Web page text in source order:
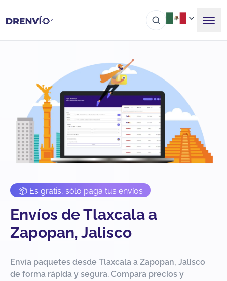
📦 Es gratis, sólo paga tus envíos
Envíos de Tlaxcala a
Zapopan, Jalisco
Envía paquetes desde Tlaxcala a Zapopan, Jalisco
de forma rápida y segura. Compara precios y